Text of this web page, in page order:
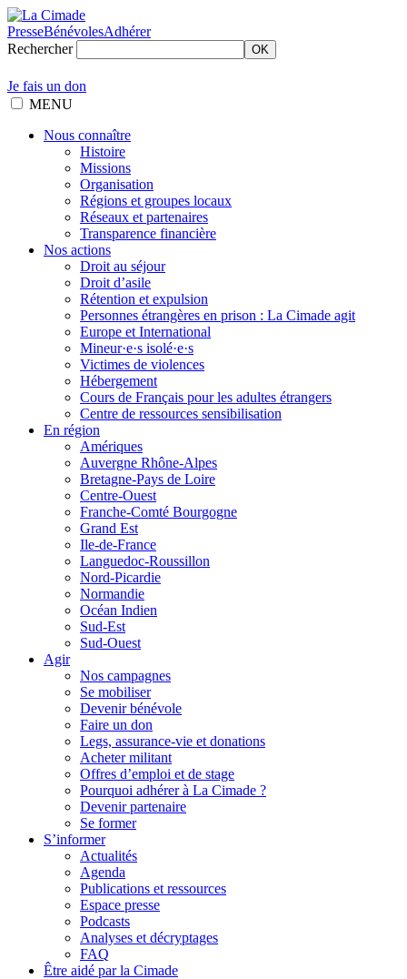
PresseBénévolesAdhérer
Rechercher
OK
Je fais un don
MENU
Nous connaître
Histoire
Missions
Organisation
Régions et groupes locaux
Réseaux et partenaires
Transparence financière
Nos actions
Droit au séjour
Droit d’asile
Rétention et expulsion
Personnes étrangères en prison : La Cimade agit
Europe et International
Mineur·e·s isolé·e·s
Victimes de violences
Hébergement
Cours de Français pour les adultes étrangers
Centre de ressources sensibilisation
En région
Amériques
Auvergne Rhône-Alpes
Bretagne-Pays de Loire
Centre-Ouest
Franche-Comté Bourgogne
Grand Est
Ile-de-France
Languedoc-Roussillon
Nord-Picardie
Normandie
Océan Indien
Sud-Est
Sud-Ouest
Agir
Nos campagnes
Se mobiliser
Devenir bénévole
Faire un don
Legs, assurance-vie et donations
Acheter militant
Offres d’emploi et de stage
Pourquoi adhérer à La Cimade ?
Devenir partenaire
Se former
S’informer
Actualités
Agenda
Publications et ressources
Espace presse
Podcasts
Analyses et décryptages
FAQ
Être aidé par la Cimade